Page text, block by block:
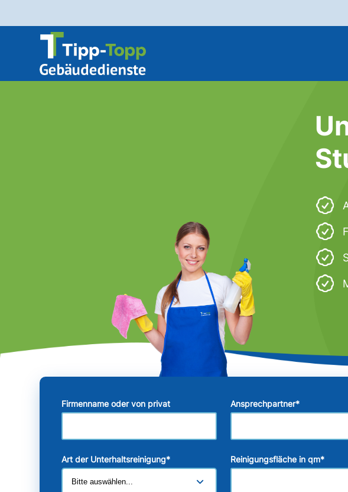
Firmenname oder von privat Ansprechpartner*
Art der Unterhaltsreinigung* Reinigungsfläche in qm*